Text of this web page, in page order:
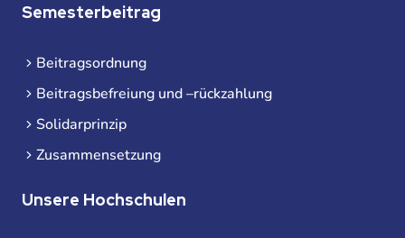
Semesterbeitrag
Beitragsordnung
Beitragsbefreiung und –rückzahlung
Solidarprinzip
Zusammensetzung
Unsere Hochschulen